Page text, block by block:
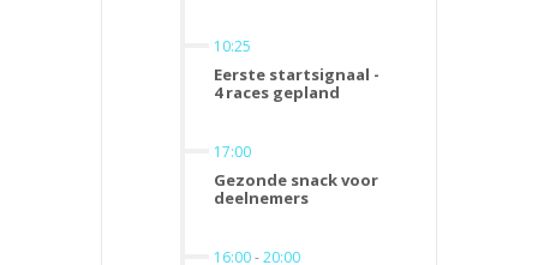
10:25
Eerste startsignaal -
4 races gepland
17:00
Gezonde snack voor
deelnemers
16:00-20:00